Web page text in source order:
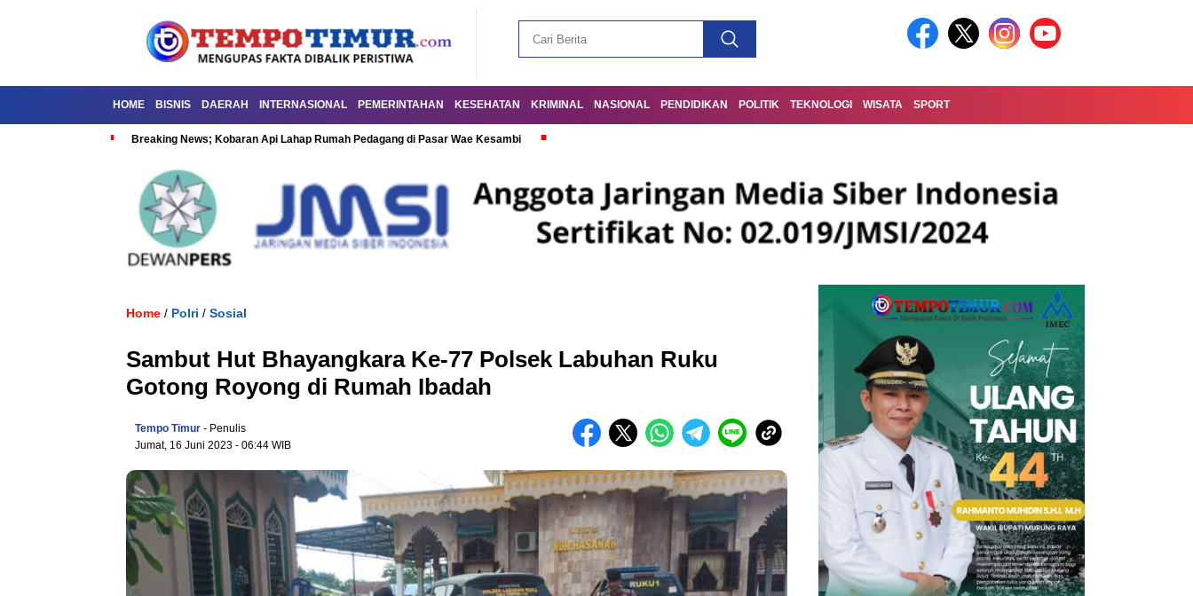
HOME BISNIS DAERAH INTERNASIONAL PEMERINTAHAN KESEHATAN KRIMINAL NASIONAL PENDIDIKAN POLITIK TEKNOLOGI WISATA SPORT
Breaking News; Kobaran Api Lahap Rumah Pedagang di Pasar Wae Kesambi
Home / Polri / Sosial
Sambut Hut Bhayangkara Ke-77 Polsek Labuhan Ruku
Gotong Royong di Rumah Ibadah
Tempo Timur - Penulis
Jumat, 16 Juni 2023 - 06:44 WIB